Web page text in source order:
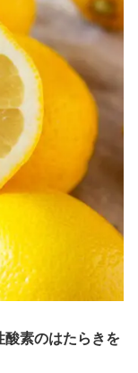
素のはたらきを